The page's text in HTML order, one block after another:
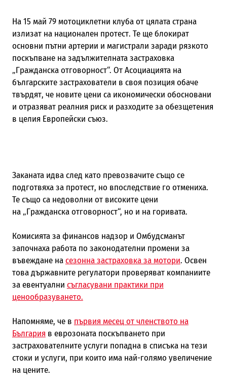
На 15 май 79 мотоциклетни клуба от цялата страна
излизат на национален протест. Те ще блокират
основни пътни артерии и магистрали заради рязкото
поскъпване на задължителната застраховка
„Гражданска отговорност“. От Асоциацията на
българските застрахователи в своя позиция обаче
твърдят, че новите цени са икономически обосновани
и отразяват реалния риск и разходите за обезщетения
в целия Европейски съюз.
Заканата идва след като превозвачите също се
подготвяха за протест, но впоследствие го отмениха.
Те също са недоволни от високите цени
на „Гражданска отговорност“, но и на горивата.
Комисията за финансов надзор и Омбудсманът
започнаха работа по законодателни промени за
въвеждане насезонна застраховка за мотори. Освен
това държавните регулатори проверяват компаниите
за евентуални съгласувани практики при
ценообразуването.
Напомняме, че в първия месец от членството на
България в еврозоната поскъпването при
застрахователните услуги попадна в списъка на тези
стоки и услуги, при които има най-голямо увеличение
на цените.